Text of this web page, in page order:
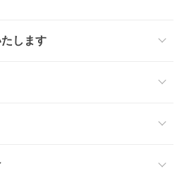
します